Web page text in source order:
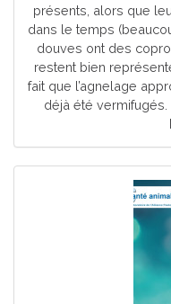
présents, alors que
dans le temps
douves ont des
restent bien
fait que l’agnelage
déjà été